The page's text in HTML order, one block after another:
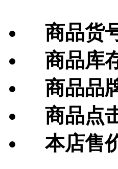
商品货
商品库
商品品
商品点
本店售